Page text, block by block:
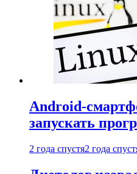
Android-
запускать
2 года спустя2 года